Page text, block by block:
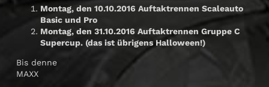
Montag, den 10.10.2016 Auftaktrennen Scaleauto
Basic und Pro
Montag, den 31.10.2016 Auftaktrennen Gruppe C
Supercup. (das ist übrigens Halloween!)
Bis denne
MAXX